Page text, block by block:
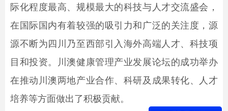
际化程度最高、规模最大的科技与人才交流盛会，
在国际国内有着较强的吸引力和广泛的关注度，源
源不断为四川乃至西部引入海外高端人才、科技项
目和投资。川澳健康管理产业发展论坛的成功举办
在推动川澳两地产业合作、科研及成果转化、人才
培养等方面做出了积极贡献。